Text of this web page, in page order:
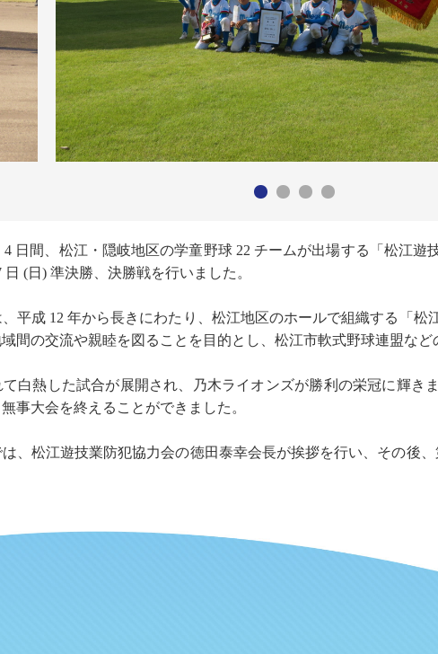
4 日間、松江・隠岐地区の学童野球 22 チームが出場する「松江
日 (日) 準決勝、決勝戦を行いました。
平成 12 年から長きにわたり、松江地区のホールで組織する「松
間の交流や親睦を図ることを目的とし、松江市軟式野球連盟など
白熱した試合が展開され、乃木ライオンズが勝利の栄冠に輝き
事大会を終えることができました。
、松江遊技業防犯協力会の徳田泰幸会長が挨拶を行い、その後